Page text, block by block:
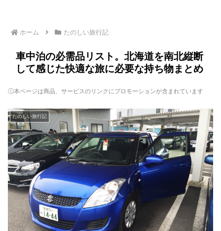
ホーム たのしい旅行記
車中泊の必需品リスト。北海道を南北縦断
して感じた快適な旅に必要な持ち物まとめ
ⓘ本ページは商品、サービスのリンクにプロモーションが含まれています
たのしい旅行記